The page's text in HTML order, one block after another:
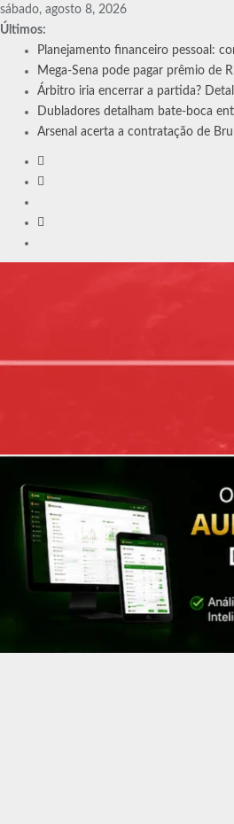
Skip
to
content
sábado, agosto 8, 2026
Últimos:
Planejamento financeiro pessoal:
Mega-Sena pode pagar prêmio de
Árbitro iria encerrar a partida?
Dubladores detalham bate-boca
Arsenal acerta a contratação de